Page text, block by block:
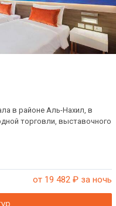
в районе Аль-Нахил, в
торговли, выставочного
от 19 482 ₽ за ночь